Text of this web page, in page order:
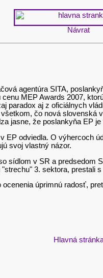
Návrat
agentúra SITA,
MEP Awards 2007,
paradox aj z oficiálnych
čo nová
jasne, že poslankyňa EP
odviedla. O výhercoch
svoj vlastný názor.
v SR a predsedom
3. sektora, prestali
úprimnú radosť,
Hlavná